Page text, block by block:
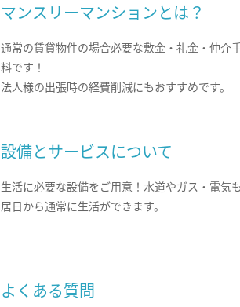
マンスリーマンションとは？
通常の賃貸物件の場合必要な敷金・礼金・仲介
料です！
法人様の出張時の経費削減にもおすすめです。
設備とサービスについて
生活に必要な設備をご用意！水道やガス・電気
居日から通常に生活ができます。
よくある質問